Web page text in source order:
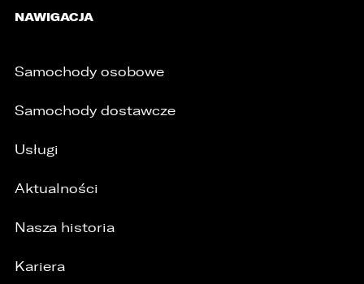
NAWIGACJA
Samochody osobowe
Samochody dostawcze
Usługi
Aktualności
Nasza historia
Kariera